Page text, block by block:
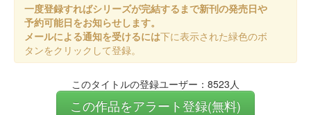
一度登録すればシリーズが完結するまで新刊の発売日や
予約可能日をお知らせします。
メールによる通知を受けるには下に表示された緑色のボ
タンをクリックして登録。
このタイトルの登録ユーザー：8523人
この作品をアラート登録(無料)